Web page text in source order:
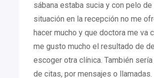
sábana estaba sucia y con pelo
situación en la recepción no me
hacer mucho y que doctora me va
me gusto mucho el resultado de
escoger otra clínica. También
de citas, por mensajes o